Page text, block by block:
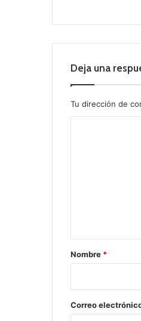
Deja una
Tu dirección de
r
*
Nombre *
Correo